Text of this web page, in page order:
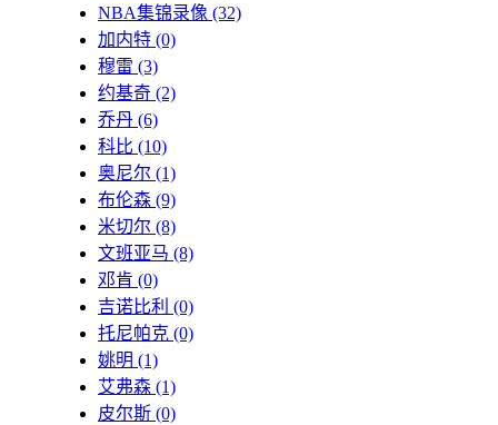
NBA集锦录像 (32)
加内特 (0)
穆雷 (3)
约基奇 (2)
乔丹 (6)
科比 (10)
奥尼尔 (1)
布伦森 (9)
米切尔 (8)
文班亚马 (8)
邓肯 (0)
吉诺比利 (0)
托尼帕克 (0)
姚明 (1)
艾弗森 (1)
皮尔斯 (0)